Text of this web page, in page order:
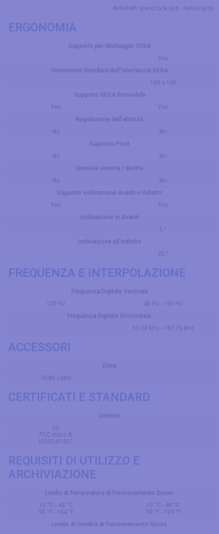
Anti-theft stand lock slot - Kensington
ERGONOMIA
Supporto per Montaggio VESA
Yes
Dimensioni Standard dell'interfaccia VESA
100 x 100
Supporto VESA Rimovibile
Yes
Yes
Regolazione dell'altezza
No
No
Supporto Pivot
No
No
Girevole sinistra / destra
No
No
Supporto Inclinazione Avanti e Indietro
Yes
Yes
Inclinazione in Avanti
5 °
Inclinazione all'indietro
20 °
FREQUENZA E INTERPOLAZIONE
Frequenza Digitale Verticale
120 Hz
48 Hz - 165 Hz
Frequenza Digitale Orizzontale
53.28 kHz - 183.15 kHz
ACCESSORI
Extra
HDMI cable
CERTIFICATI E STANDARD
Licenze
CE
FCC class B
ISO9241-307
REQUISITI DI UTILIZZO E
ARCHIVIAZIONE
Livello di Temperatura di Funzionamento Sicuro
10 °C - 40 °C
50 °F - 104 °F
10 °C - 40 °C
50 °F - 104 °F
Livello di Umidità di Funzionamento Sicuro